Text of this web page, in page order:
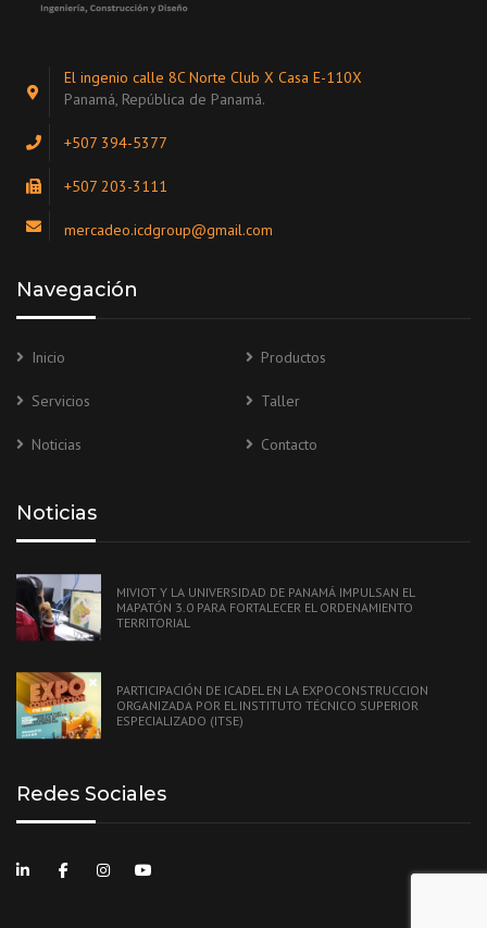
El ingenio calle 8C Norte Club X Casa E-110X
Panamá, República de Panamá.
+507 394-5377
+507 203-3111
mercadeo.icdgroup@gmail.com
Navegación
Inicio Productos
Servicios Taller
Noticias Contacto
Noticias
MIVIOT Y LA UNIVERSIDAD DE PANAMÁ IMPULSAN EL
MAPATÓN 3.0 PARA FORTALECER EL ORDENAMIENTO
TERRITORIAL
PARTICIPACIÓN DE ICADEL EN LA EXPOCONSTRUCCION
ORGANIZADA POR EL INSTITUTO TÉCNICO SUPERIOR
ESPECIALIZADO (ITSE)
Redes Sociales